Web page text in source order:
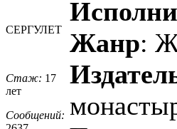
СЕРГУЛЕТ
Стаж: 17
лет
Сообщений:
Жанр: